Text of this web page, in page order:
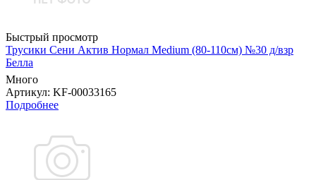
Быстрый просмотр
Трусики Сени Актив Нормал Medium (80-110см) №30 д/взр
Белла
Много
Артикул: KF-00033165
Подробнее